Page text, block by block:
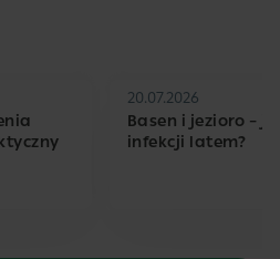
20.07.2026
Basen i jezioro –
infekcji latem?